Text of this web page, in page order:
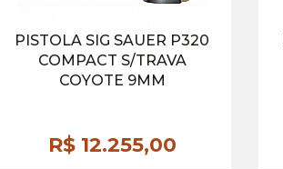
PISTOLA SIG SAUER P320
COMPACT S/TRAVA
COYOTE 9MM
R$ 12.255,00